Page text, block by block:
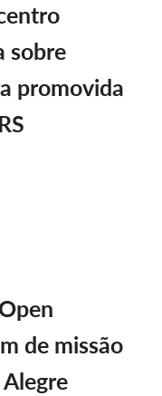
sobre
promovida
de missão